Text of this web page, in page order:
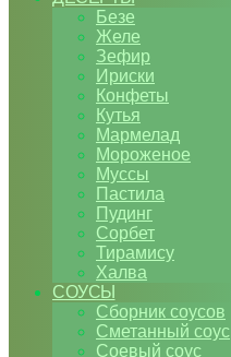
Безе
Желе
Зефир
Ириски
Конфеты
Кутья
Мармелад
Мороженое
Муссы
Пастила
Пудинг
Сорбет
Тирамису
Халва
СОУСЫ
Сборник соусов
Сметанный соус
Соевый соус